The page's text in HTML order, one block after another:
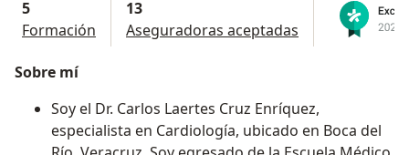
5
Formación
13
Aseguradoras aceptadas
Sobre mí
Soy el Dr. Carlos Laertes Cruz Enríquez,
especialista en Cardiología, ubicado en Boca del